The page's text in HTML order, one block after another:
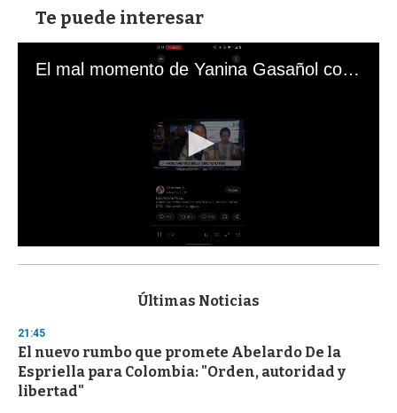
Te puede interesar
El mal momento de Yanina Gasañol con un hincha argentino en "Subrayado"
s
d
s
o
f
3
Últimas Noticias
21:45
El nuevo rumbo que promete Abelardo De la
Espriella para Colombia: "Orden, autoridad y
libertad"